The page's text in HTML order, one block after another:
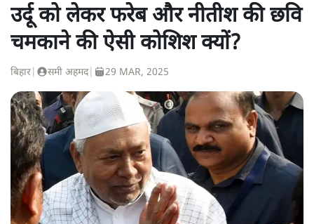
उर्दू को लेकर फरेब और नीतीश की छवि
चमकाने की ऐसी कोशिश क्यों?
बिहार समी अहमद| 29 MAR, 2025